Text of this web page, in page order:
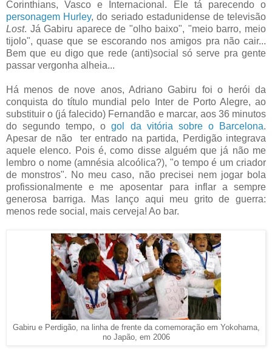
Corinthians, Vasco e Internacional. Ele tá parecendo o
personagem Hurley, do seriado estadunidense de televisão
Lost. Já Gabiru aparece de "olho baixo", "meio barro, meio
tijolo", quase que se escorando nos amigos pra não cair...
Bem que eu digo que rede (anti)social só serve pra gente
passar vergonha alheia...
Há menos de nove anos, Adriano Gabiru foi o herói da
conquista do título mundial pelo Inter de Porto Alegre, ao
substituir o (já falecido) Fernandão e marcar, aos 36 minutos
do segundo tempo, ogol da vitória sobre o Barcelona.
Apesar de não ter entrado na partida, Perdigão integrava
aquele elenco. Pois é, como disse alguém que já não me
lembro o nome (amnésia alcoólica?), "o tempo é um criador
de monstros". No meu caso, não precisei nem jogar bola
profissionalmente e me aposentar para inflar a sempre
generosa barriga. Mas lanço aqui meu grito de guerra:
menos rede social, mais cerveja! Ao bar.
Gabiru e Perdigão, na linha de frente da comemoração em Yokohama,
no Japão, em 2006